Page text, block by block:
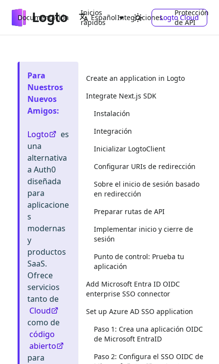
Documentación
Inicios
rápidos
Integraciones
Protección
de API
Español Logto Cloud
Para
Nuestros
Nuevos
Amigos:
Logto
es
una
alternativa
a Auth0
diseñada
para
aplicacione
s
modernas
y
productos
SaaS.
Ofrece
servicios
tanto de
Cloud
como de
código
abierto
para
Create an application in Logto
Integrate Next.js SDK
Instalación
Integración
Inicializar LogtoClient
Configurar URIs de redirección
Sobre el inicio de sesión basado
en redirección
Preparar rutas de API
Implementar inicio y cierre de
sesión
Punto de control: Prueba tu
aplicación
Add Microsoft Entra ID OIDC
enterprise SSO connector
Set up Azure AD SSO application
Paso 1: Crea una aplicación OIDC
de Microsoft EntraID
Paso 2: Configura el SSO OIDC de